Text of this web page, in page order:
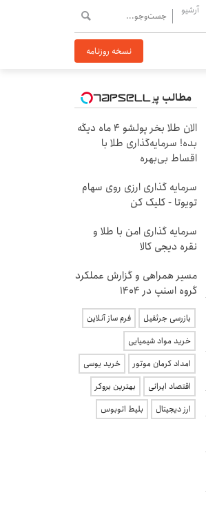
آرشیو
نسخه روزنامه
مطالب پیشنهادی
الان طلا بخر پولشو 4 ماه دیگه
بده! سرمایه‌گذاری طلا با
اقساط بی‌بهره
سرمایه گذاری ارزی روی سهام
تویوتا - کلیک کن
سرمایه گذاری امن با طلا و
نقره دیجی کالا
مسیر همراهی و گزارش عملکرد
گروه اسنپ در ۱۴۰۴
بازرسی جرثقیل
فرم ساز آنلاین
خرید مواد شیمیایی
امداد کرمان موتور
خرید یوسی
اقتصاد ایرانی
بهترین بروکر
ارز دیجیتال
بلیط اتوبوس